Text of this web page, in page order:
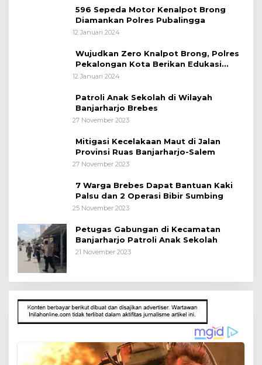
596 Sepeda Motor Kenalpot Brong
Diamankan Polres Pubalingga
12 Januari 2024
Wujudkan Zero Knalpot Brong, Polres
Pekalongan Kota Berikan Edukasi
Kepada Pelajar
12 Januari 2024
Patroli Anak Sekolah di Wilayah
Banjarharjo Brebes
27 November 2023
Mitigasi Kecelakaan Maut di Jalan
Provinsi Ruas Banjarharjo-Salem
27 November 2023
7 Warga Brebes Dapat Bantuan Kaki
Palsu dan 2 Operasi Bibir Sumbing
25 November 2023
Petugas Gabungan di Kecamatan
Banjarharjo Patroli Anak Sekolah
21 November 2023